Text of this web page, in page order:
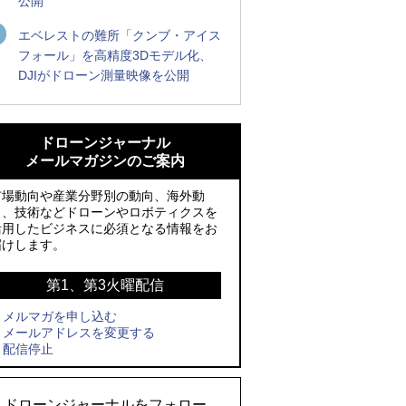
エベレストの難所「クンブ・アイス
フォール」を高精度3Dモデル化、
DJIがドローン測量映像を公開
飛ぶLEDスクリーン」とドローンショー
による新演出を実施
防衛装備庁「迎撃ドローン早期取得プロ
グラム」にテラドローンが採択、国産機
で量産調達を目指す
パイダーマン』や「M!LK」とのコラボド
ローンショー8/1開催
ドローンとナイトバブルが競演、「花園
ドローンショーフェスタ2026」10/3、4
開催
飛ぶLEDスクリーン」とドローンショー
による新演出を実施
国産AUVを社会実装へ、スタートアップ
「BlueArch株式会社」設立
防衛装備庁「迎撃ドローン早期取得プロ
で量産調達を目指す
サザンビーチちがさき花火大会で「復活
の花火」打ち上げ、キリンビールがライ
ブ中継と連動した支援企画
ドローンジャーナル
メールマガジンのご案内
動向や産業分野別の動向、海外動
、技術などドローンやロボティクスを
したビジネスに必須となる情報をお
します。
第1、第3火曜配信
メルマガを申し込む
メールアドレスを変更する
配信停止